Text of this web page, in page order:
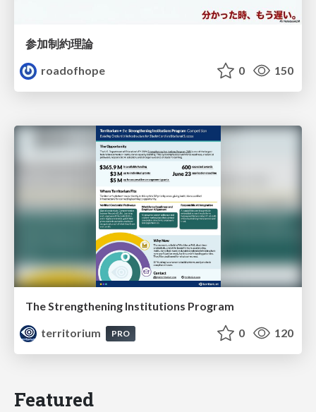
参加制約理論
roadofhope
0 150
The Strengthening Institutions Program
territorium
PRO 0 120
Featured